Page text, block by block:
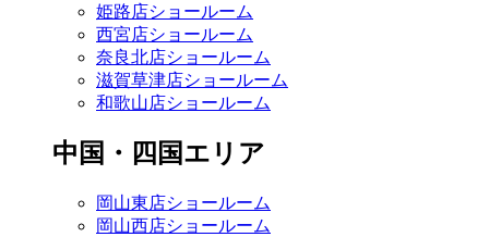
姫路店ショールーム
西宮店ショールーム
奈良北店ショールーム
滋賀草津店ショールーム
和歌山店ショールーム
中国・四国エリア
岡山東店ショールーム
岡山西店ショールーム